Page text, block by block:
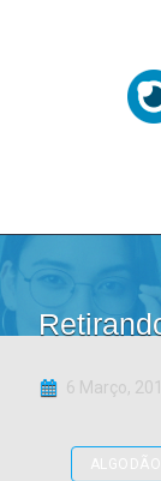
6 Março,
ALGODÃO